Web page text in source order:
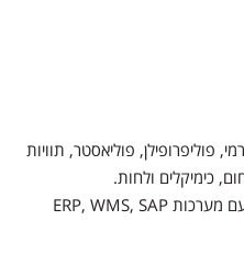
פוליפרופילן, פוליאסטר, תוויות
כימיקלים ולחות.
אינטגרציה מלאה עם מערכות ERP, WMS, SAP